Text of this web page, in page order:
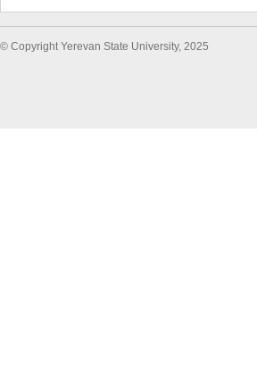
© Copyright Yerevan State University, 2025